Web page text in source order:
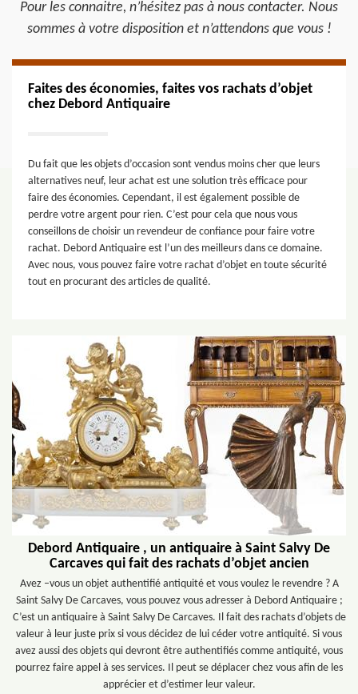
Pour les connaitre, n’hésitez pas à nous contacter. Nous
sommes à votre disposition et n’attendons que vous !
Faites des économies, faites vos rachats d’objet
chez Debord Antiquaire
Du fait que les objets d’occasion sont vendus moins cher que leurs
alternatives neuf, leur achat est une solution très efficace pour
faire des économies. Cependant, il est également possible de
perdre votre argent pour rien. C’est pour cela que nous vous
conseillons de choisir un revendeur de confiance pour faire votre
rachat. Debord Antiquaire est l’un des meilleurs dans ce domaine.
Avec nous, vous pouvez faire votre rachat d’objet en toute sécurité
tout en procurant des articles de qualité.
Debord Antiquaire , un antiquaire à Saint Salvy De
Carcaves qui fait des rachats d’objet ancien
Avez –vous un objet authentifié antiquité et vous voulez le revendre ? A
Saint Salvy De Carcaves, vous pouvez vous adresser à Debord Antiquaire ;
C’est un antiquaire à Saint Salvy De Carcaves. Il fait des rachats d’objets de
valeur à leur juste prix si vous décidez de lui céder votre antiquité. Si vous
avez aussi des objets qui devront être authentifiés comme antiquité, vous
pourrez faire appel à ses services. Il peut se déplacer chez vous afin de les
apprécier et d’estimer leur valeur.